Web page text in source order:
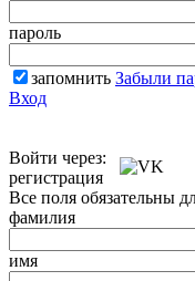
пароль
запомнить Забыли
Вход
Войти через:
регистрация
Все поля обязательны
фамилия
имя